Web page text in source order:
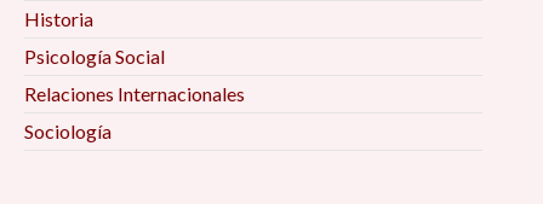
Historia
Psicología Social
Relaciones Internacionales
Sociología